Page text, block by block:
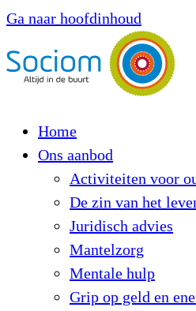
Ga naar hoofdinhoud
Home
Ons aanbod
Activiteiten voor
De zin van het
Juridisch advies
Mantelzorg
Mentale hulp
Grip op geld en